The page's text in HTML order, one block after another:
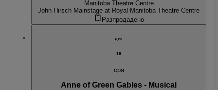
Manitoba Theatre Centre
John Hirsch Mainstage at Royal Manitoba Theatre Centre
Разпродадено
дек
16
сря
Anne of Green Gables - Musical